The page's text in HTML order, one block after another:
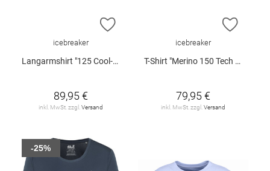
ZUR WUNSCHLISTE HINZUFÜGEN
icebreaker
Langarmshirt "125 Cool-Light™ Sphere"
89,95 €
inkl. MwSt. zzgl. Versand
ZUR
icebreaker
T-Shirt "Merino 150 Tech Lite III W"
79,95 €
inkl. MwSt. zzgl. Versand
-25%